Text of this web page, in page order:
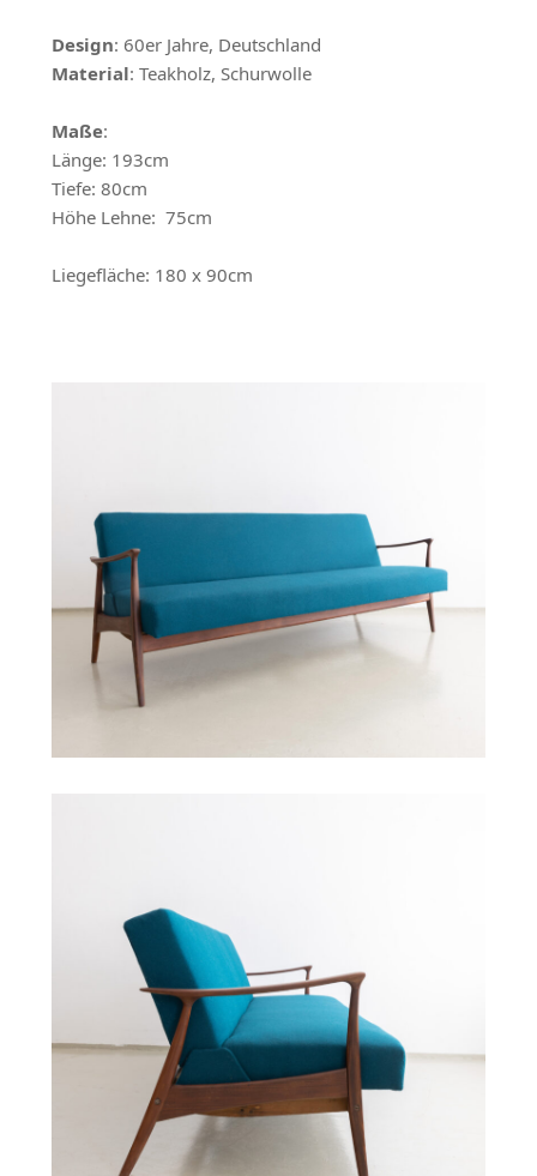
Design: 60er Jahre, Deutschland
Material: Teakholz, Schurwolle
Maße:
Länge: 193cm
Tiefe: 80cm
Höhe Lehne: 75cm
Liegefläche: 180 x 90cm